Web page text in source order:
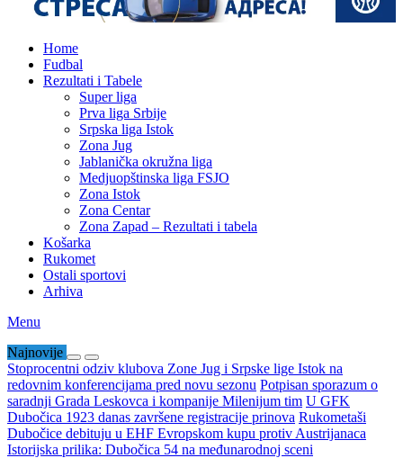
Home
Fudbal
Rezultati i Tabele
Super liga
Prva liga Srbije
Srpska liga Istok
Zona Jug
Jablanička okružna liga
Medjuopštinska liga FSJO
Zona Istok
Zona Centar
Zona Zapad – Rezultati i tabela
Košarka
Rukomet
Ostali sportovi
Arhiva
Menu
Najnovije
Stoprocentni odziv klubova Zone Jug i Srpske lige Istok na
redovnim konferencijama pred novu sezonu Potpisan sporazum o
saradnji Grada Leskovca i kompanije Milenijum tim U GFK
Dubočica 1923 danas završene registracije prinova Rukometaši
Dubočice debituju u EHF Evropskom kupu protiv Austrijanaca
Istorijska prilika: Dubočica 54 na međunarodnoj sceni